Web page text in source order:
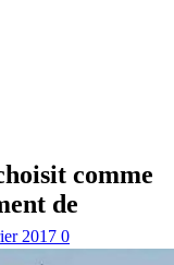
comme
de
2017 0